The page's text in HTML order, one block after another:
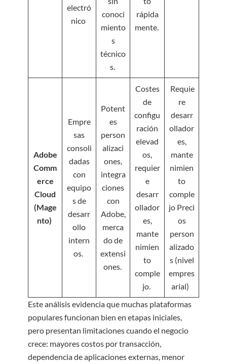
electró
nico
conoci
miento
s
técnico
s.
rápida
mente.
Adobe
Comm
erce
Cloud
(Mage
nto)
Empre
sas
consoli
dadas
con
equipo
s de
desarr
ollo
intern
os.
Potent
es
person
alizaci
ones,
integra
ciones
con
Adobe,
merca
do de
extensi
ones.
Costes
de
configu
ración
elevad
os,
requier
e
desarr
ollador
es,
mante
nimien
to
comple
jo.
Requie
re
desarr
ollador
es,
mante
nimien
to
comple
jo Preci
os
person
alizado
s (nivel
empres
arial)
Este análisis evidencia que muchas plataformas
populares funcionan bien en etapas iniciales,
pero presentan limitaciones cuando el negocio
crece: mayores costos por transacción,
dependencia de aplicaciones externas, menor